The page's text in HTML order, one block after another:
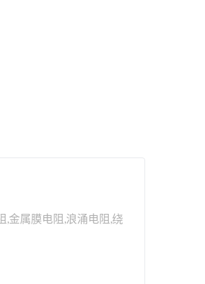
金属膜电阻,浪涌电阻,绕